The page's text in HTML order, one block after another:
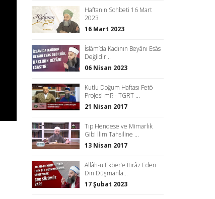
Haftanın Sohbeti 16 Mart
2023
16 Mart 2023
İslâm’da Kadının Beyânı Esâs
Değildir...
06 Nisan 2023
Kutlu Doğum Haftası Fetö
Projesi mi? - TGRT ...
21 Nisan 2017
Tıp Hendese ve Mimarlık
Gibi İlim Tahsiline ...
13 Nisan 2017
Allâh-u Ekber’e İtirâz Eden
Din Düşmanla...
17 Şubat 2023